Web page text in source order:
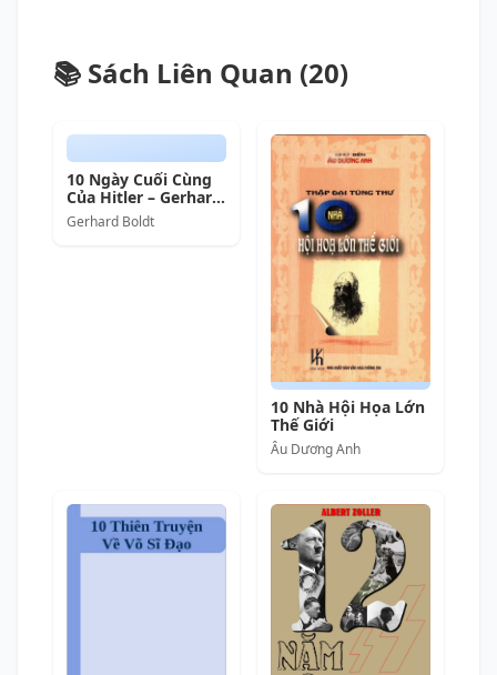
📚 Sách Liên Quan (20)
10 Ngày Cuối Cùng
Của Hitler – Gerhard
Boldt full mobi pdf
epub azw3 [Lịch Sử]
Gerhard Boldt
10 Nhà Hội Họa Lớn
Thế Giới
Âu Dương Anh